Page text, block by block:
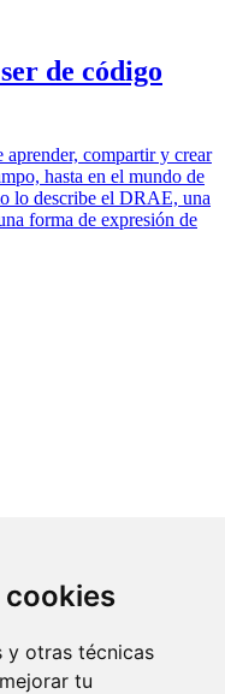
y otras técnicas
tu
de código
compartir y crear
hasta en el mundo de
lo describe el DRAE, una
forma de expresión de